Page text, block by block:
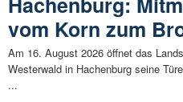
vom Korn zum
Am 16. August 2026 öffnet das
Westerwald in Hachenburg seine
...